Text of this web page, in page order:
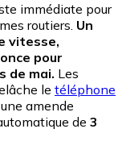
immédiate pour
routiers. Un
vitesse,
pour
de mai. Les
le téléphone
amende
de 3